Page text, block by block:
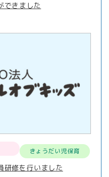
できました
きょうだい児保育
研修を行いました